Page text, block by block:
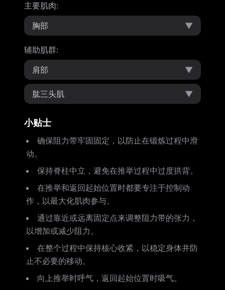
主要肌肉:
胸部
▼
辅助肌群:
肩部
▼
肱三头肌 ▼
小贴士
确保阻力带牢固固定，以防止在锻炼过程中滑
动。
保持脊柱中立，避免在推举过程中过度拱背。
在推举和返回起始位置时都要专注于控制动
作，以最大化肌肉参与。
通过靠近或远离固定点来调整阻力带的张力，
以增加或减少阻力。
在整个过程中保持核心收紧，以稳定身体并防
止不必要的移动。
向上推举时呼气，返回起始位置时吸气。